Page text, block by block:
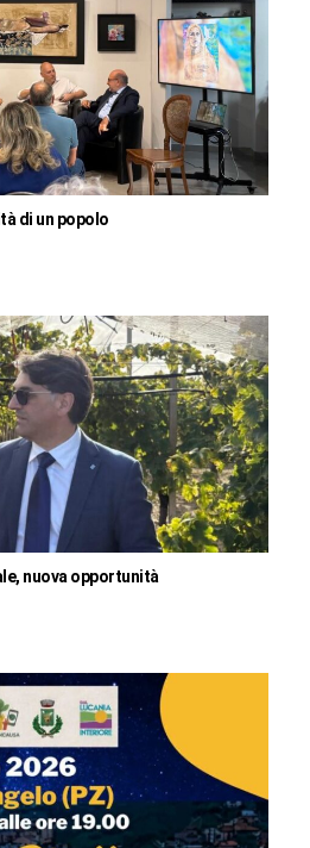
di un popolo
nuova opportunità